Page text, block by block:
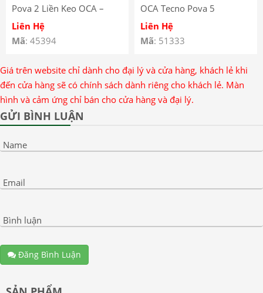
Pova 2 Liền Keo OCA –
Kính Ép Màn Hình Có Keo
OCA Tecno Pova 2 – Tecno
OCA
Liên Hệ
Mã: 45394
OCA Tecno Pova 5
Liên Hệ
Mã: 51333
Giá trên website chỉ dành cho đại lý và cửa hàng, khách lẻ khi
đến cửa hàng sẽ có chính sách dành riêng cho khách lẻ. Màn
hình và cảm ứng chỉ bán cho cửa hàng và đại lý.
GỬI BÌNH LUẬN
Name
Email
Bình luận
Đăng Bình Luận